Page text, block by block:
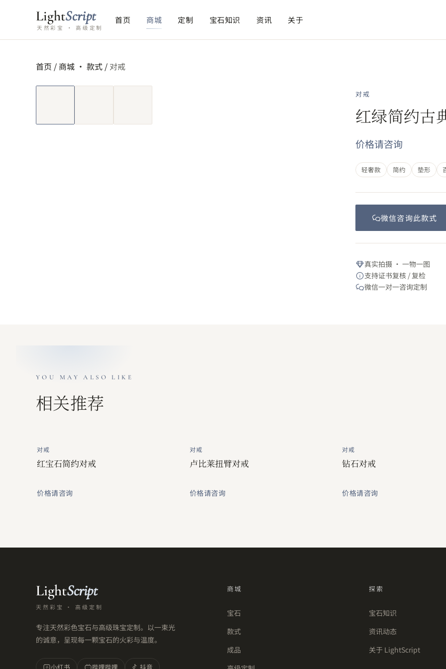
LightScript
天然彩宝 · 高级定制
首页 商城 定制 宝石知识 资讯 关于
首页 / 商城 · 款式 / 对戒
短视频
对戒
红绿简约古
价格请咨询
轻奢款 简约 垫形
微信咨询此款式
真实拍摄 · 一物一图
支持证书复核 / 复检
微信一对一咨询定制
YOU MAY ALSO LIKE
相关推荐
对戒
红宝石简约对戒
价格请咨询
对戒
卢比莱扭臂对戒
价格请咨询
对戒
钻石对戒
价格请咨询
LightScript
天然彩宝 · 高级定制
专注天然彩色宝石与高级珠宝定制。以一束光
的诚意，呈现每一颗宝石的火彩与温度。
小 小红书 哔哩哔哩 抖音
商城
宝石
款式
成品
探索
宝石知识
资讯动态
关于 LightScript